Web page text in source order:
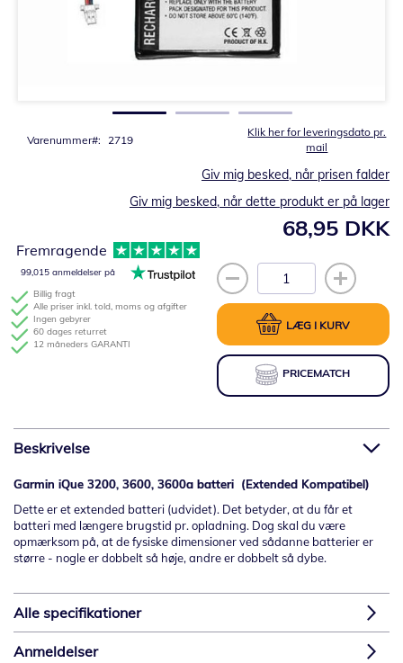
Klik her for leveringsdato pr.
mail
Varenummer 2719
68,95 DKK
Giv mig besked, når prisen falder
Giv mig besked, når dette produkt er på lager
LÆG I KURV
PRICEMATCH
Billig fragt
Alle priser inkl. told, moms og afgifter
Ingen gebyrer
60 dages returret
12 måneders GARANTI
Fremragende
99,015 anmeldelser på
Beskrivelse
Garmin iQue 3200, 3600, 3600a batteri (Extended Kompatibel)
Dette er et extended batteri (udvidet). Det betyder, at du får et
batteri med længere brugstid pr. opladning. Dog skal du være
opmærksom på, at de fysiske dimensioner ved sådanne batterier er
større - nogle er dobbelt så høje, andre er dobbelt så dybe.
Alle specifikationer
Anmeldelser